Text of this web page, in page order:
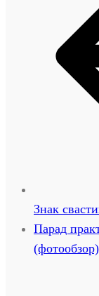
Знак
Парад
(фотообзор)